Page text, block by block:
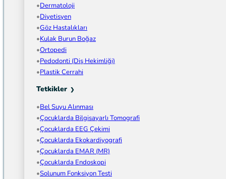
Dermatoloji
Diyetisyen
Göz Hastalıkları
Kulak Burun Boğaz
Ortopedi
Pedodonti (Diş Hekimliği)
Plastik Cerrahi
Tetkikler
Bel Suyu Alınması
Çocuklarda Bilgisayarlı Tomografi
Çocuklarda EEG Çekimi
Çocuklarda Ekokardiyografi
Çocuklarda EMAR (MR)
Çocuklarda Endoskopi
Solunum Fonksiyon Testi